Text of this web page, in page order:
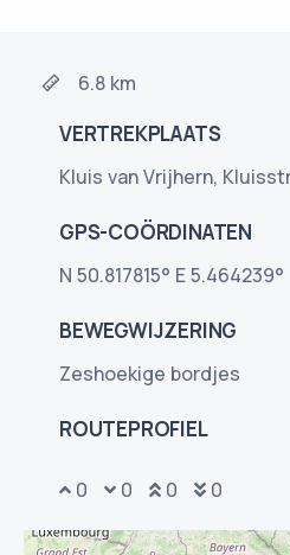
6.8 km
VERTREKPLAATS
Kluis van Vrijhern,
GPS-COÖRDINATEN
N 50.817815° E 5.464239°
BEWEGWIJZERING
Zeshoekige bordjes
ROUTEPROFIEL
0 0 0 0